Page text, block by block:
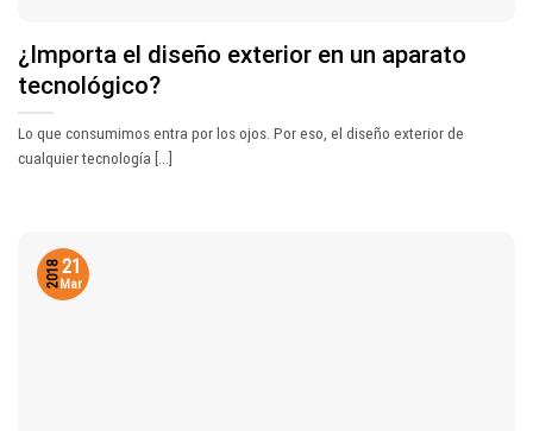
¿Importa el diseño exterior en un aparato
tecnológico?
Lo que consumimos entra por los ojos. Por eso, el diseño exterior de
cualquier tecnología [...]
21
Mar
2018